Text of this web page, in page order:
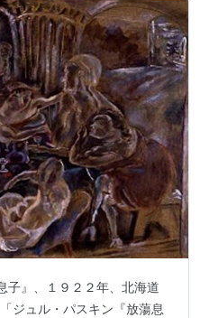
子』、１９２２年、北海道
ジュル・パスキン『放蕩息